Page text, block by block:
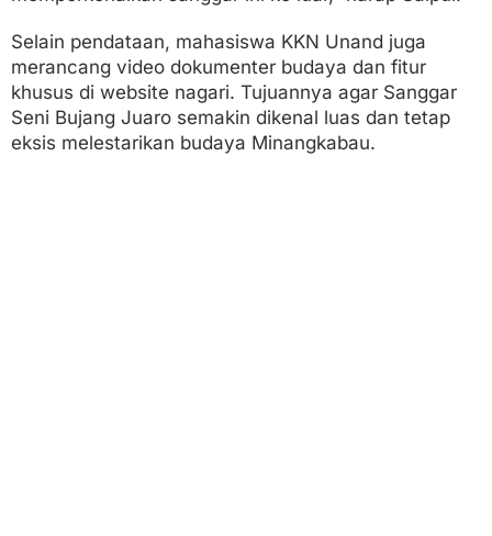
Selain pendataan, mahasiswa KKN Unand juga
merancang video dokumenter budaya dan fitur
khusus di website nagari. Tujuannya agar Sanggar
Seni Bujang Juaro semakin dikenal luas dan tetap
eksis melestarikan budaya Minangkabau.